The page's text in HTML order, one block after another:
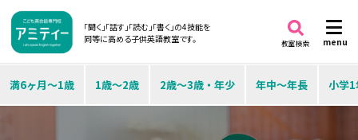
「聞く」「話す」「読む」「書く」の4技能を
同等に高める子供英語教室です。
menu
教室検索
満6ヶ月～1歳 1歳～2歳 2歳～3歳・年少 年中～年長 小学